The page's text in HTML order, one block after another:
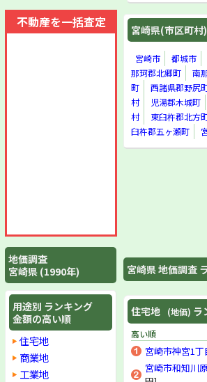
宮崎県(市区町村
宮崎市 都城市
那珂郡北郷町
南
町
西諸県郡野尻
村
児湯郡木城町
村
東臼杵郡北方
臼杵郡五ヶ瀬町
宮崎県 地価調査
住宅地 (地価) ラ
高い順
宮崎市神宮1丁
宮崎市和知川
東臼杵郡椎葉村
西臼杵郡高千穂町
不動産を一括査定
地価調査
宮崎県 (1990年)
用途別 ランキング
金額の高い順
住宅地
商業地
工業地